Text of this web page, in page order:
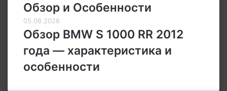
Обзор и Особенности
05.08.2026
Обзор BMW S 1000 RR 2012
года — характеристика и
особенности